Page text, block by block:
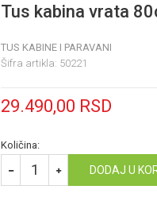
Tus kabina vrata
TUS KABINE I PARAVANI
Šifra artikla: 50221
29.490,00 RSD
Količina:
DODAJ U